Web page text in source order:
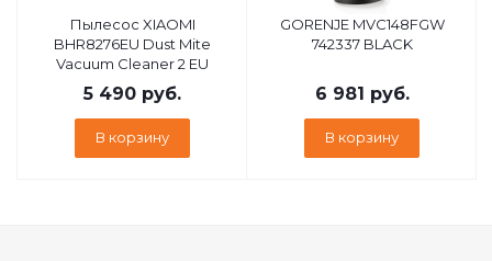
Пылесос XIAOMI
BHR8276EU Dust Mite
Vacuum Cleaner 2 EU
5 490 руб.
В корзину
GORENJE MVC148FGW
742337 BLACK
6 981 руб.
В корзину